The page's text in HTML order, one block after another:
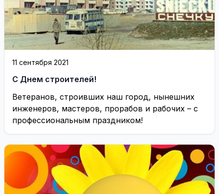
11 сентября 2021
C Днем строителей!
Ветеранов, строивших наш город, нынешних
инженеров, мастеров, прорабов и рабочих – с
профессиональным праздником!